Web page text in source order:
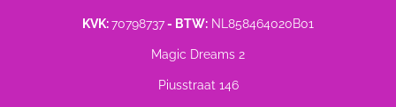
KVK:70798737- BTW: NL858464020B01
Magic Dreams 2
Piusstraat 146